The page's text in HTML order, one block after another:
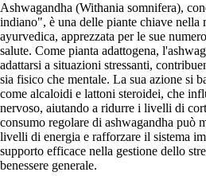
Ashwagandha (Withania somnifera),
indiano", è una delle piante chiave nella
ayurvedica, apprezzata per le sue
salute. Come pianta adattogena,
adattarsi a situazioni stressanti,
sia fisico che mentale. La sua azione si
come alcaloidi e lattoni steroidei, che
nervoso, aiutando a ridurre i livelli di
consumo regolare di ashwagandha può
livelli di energia e rafforzare il sistema
supporto efficace nella gestione dello
benessere generale.